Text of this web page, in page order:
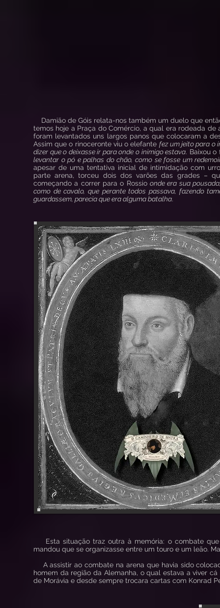
Damião de Góis relata-nos também um duelo que
temos hoje a Praça do Comércio, a qual era rodeada
foram levantados uns largos panos que colocaram a
Assim que o rinoceronte viu o elefante fez um jeito para o
dizer que o deixasse ir para onde o inimigo estava. Baixou
levantar o pó e palhas do chão, como se fosse um
apesar de uma tentativa inicial de intimidação com
parte arena, torceu dois dos varões das grades –
começando a correr para o Rossio onde era sua
como de cavalo, que perante todos passava, fazendo
guardassem, parecia que era alguma batalha.
Esta situação traz outra à memória: o combate que
mandou que se organizasse entre um touro e um leão.
A assistir ao combate na arena que havia sido
homem da região da Alemanha, o qual estava a viver
de Morávia e desde sempre trocara cartas com Konrad